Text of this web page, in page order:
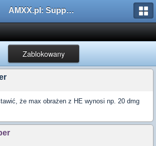
AMXX.pl: Support AMX Mod X i SourceMod
Zablokowany
że max obrażen z HE wynosi np. 20 dmg